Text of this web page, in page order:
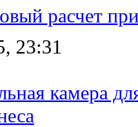
расчет
23:31
камера